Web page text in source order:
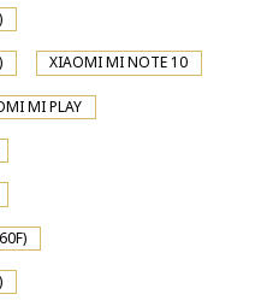
XIAOMI MI NOTE 10
MI PLAY